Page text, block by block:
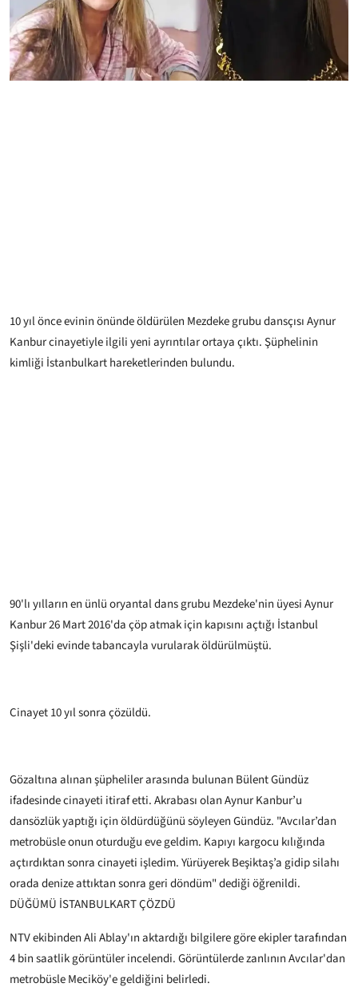
10 yıl önce evinin önünde öldürülen Mezdeke grubu dansçısı Aynur
Kanbur cinayetiyle ilgili yeni ayrıntılar ortaya çıktı. Şüphelinin
kimliği İstanbulkart hareketlerinden bulundu.
90'lı yılların en ünlü oryantal dans grubu Mezdeke'nin üyesi Aynur
Kanbur 26 Mart 2016'da çöp atmak için kapısını açtığı İstanbul
Şişli'deki evinde tabancayla vurularak öldürülmüştü.
Cinayet 10 yıl sonra çözüldü.
Gözaltına alınan şüpheliler arasında bulunan Bülent Gündüz
ifadesinde cinayeti itiraf etti. Akrabası olan Aynur Kanbur’u
dansözlük yaptığı için öldürdüğünü söyleyen Gündüz. "Avcılar’dan
metrobüsle onun oturduğu eve geldim. Kapıyı kargocu kılığında
açtırdıktan sonra cinayeti işledim. Yürüyerek Beşiktaş’a gidip silahı
orada denize attıktan sonra geri döndüm" dediği öğrenildi.
DÜĞÜMÜ İSTANBULKART ÇÖZDÜ
NTV ekibinden Ali Ablay'ın aktardığı bilgilere göre ekipler tarafından
4 bin saatlik görüntüler incelendi. Görüntülerde zanlının Avcılar'dan
metrobüsle Meciköy'e geldiğini belirledi.